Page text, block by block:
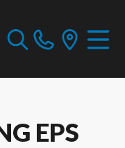
EPS